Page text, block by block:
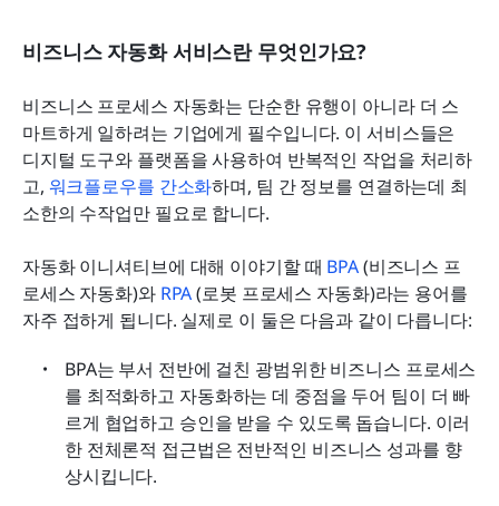
비즈니스 자동화 서비스란 무엇인가요?
비즈니스 프로세스 자동화는 단순한 유행이 아니라 더 스
마트하게 일하려는 기업에게 필수입니다. 이 서비스들은
디지털 도구와 플랫폼을 사용하여 반복적인 작업을 처리하
고, 워크플로우를 간소화하며, 팀 간 정보를 연결하는데 최
소한의 수작업만 필요로 합니다.
자동화 이니셔티브에 대해 이야기할 때 BPA (비즈니스 프
로세스 자동화)와 RPA (로봇 프로세스 자동화)라는 용어를
자주 접하게 됩니다. 실제로 이 둘은 다음과 같이 다릅니다:
BPA는 부서 전반에 걸친 광범위한 비즈니스 프로세스
를 최적화하고 자동화하는 데 중점을 두어 팀이 더 빠
르게 협업하고 승인을 받을 수 있도록 돕습니다. 이러
한 전체론적 접근법은 전반적인 비즈니스 성과를 향
상시킵니다.